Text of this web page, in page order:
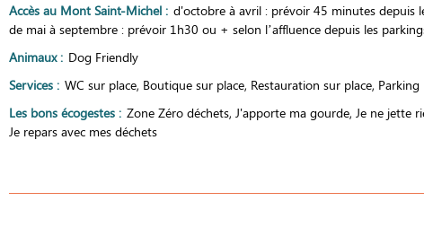
Accès au Mont Saint-Michel : d'octobre à avril : prévoir 45 minutes depuis
de mai à septembre : prévoir 1h30 ou + selon l’affluence depuis les
Animaux: Dog Friendly
Services : WC sur place Boutique sur place Restauration sur place
Les bons écogestes : Zone Zéro déchets J'apporte ma gourde Je ne jette
Je repars avec mes déchets